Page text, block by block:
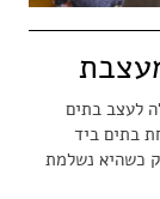
לעצב בתים
לא אחת בתים ביד
כשהיא נשלמת